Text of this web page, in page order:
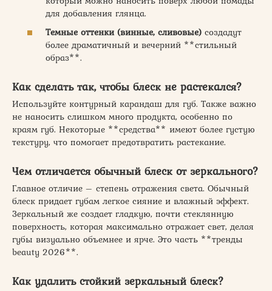
для добавления глянца.
Темные оттенки (винные, сливовые) создадут
более драматичный и вечерний **стильный
образ**.
Как сделать так, чтобы блеск не растекался?
Используйте контурный карандаш для губ. Также важно
не наносить слишком много продукта, особенно по
краям губ. Некоторые **средства** имеют более густую
текстуру, что помогает предотвратить растекание.
Чем отличается обычный блеск от зеркального?
Главное отличие – степень отражения света. Обычный
блеск придает губам легкое сияние и влажный эффект.
Зеркальный же создает гладкую, почти стеклянную
поверхность, которая максимально отражает свет, делая
губы визуально объемнее и ярче. Это часть **тренды
beauty 2026**.
Как удалить стойкий зеркальный блеск?